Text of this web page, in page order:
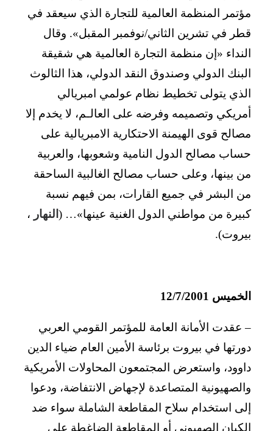
مؤتمر المنظمة العالمية للتجارة الذي سيعقد في
قطر في تشرين الثاني/نوفمبر المقبل». وقال
النداء «إن منظمة التجارة العالمية هي شقيقة
البنك الدولي وصندوق النقد الدولي، هذا الثالوث
الذي يتولى تخطيط نظام عولمي امبريالي
أمريكي وتصميمه وفرضه على العالـم، لا يخدم إلا
مصالح قوى الهيمنة الاحتكارية الامبريالية على
حساب مصالح الدول النامية وشعوبها، والعربية
من بينها، وعلى حساب مصالح الغالبية الساحقة
من البشر في جميع القارات، بمن فيهم نسبة
كبيرة من مواطني الدول الغنية عينها»… ( النهار ،
بيروت).
الخميس 12/7/2001
– عقدت الأمانة العامة للمؤتمر القومي العربي
دورتها في بيروت برئاسة الأمين العام ضياء الدين
داوود، واستعرض المجتمعون المحاولات الأمريكية
والصهيونية المتصاعدة لإجهاض الانتفاضة، ودعوا
إلى استخدام سلاح المقاطعة الشاملة سواء ضد
الكيان الصهيوني أو المقاطعة الضاغطة على